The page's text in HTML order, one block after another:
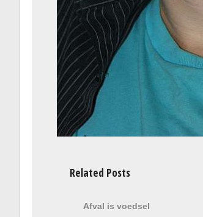
Related Posts
Afval is voedsel